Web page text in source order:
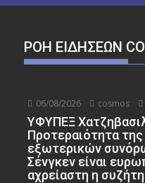
ΡΟΉ ΕΙΔΉΣΕΩΝ
06/08/2026 cosmos
ΥΦΥΠΕΞ
Προτεραιότητα
εξωτερικών
Σένγκεν είναι
αχρείαστη η